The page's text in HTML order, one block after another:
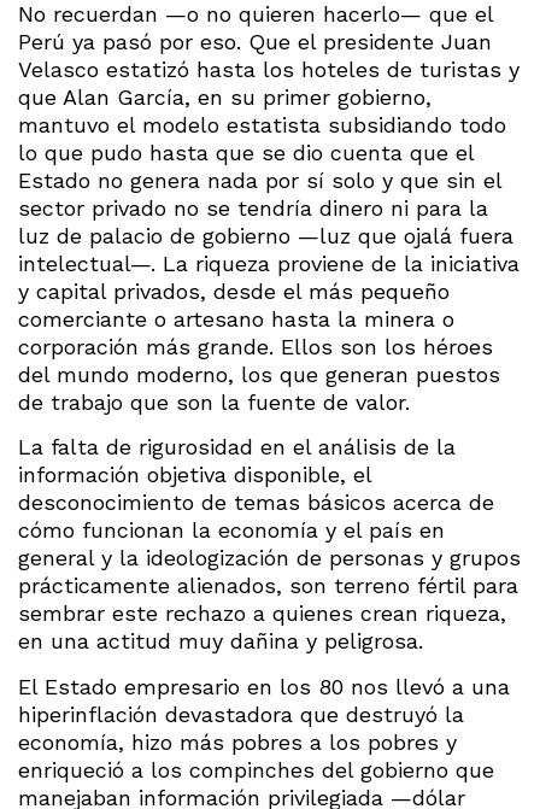
No recuerdan —o no quieren hacerlo— que el
Perú ya pasó por eso. Que el presidente Juan
Velasco estatizó hasta los hoteles de turistas y
que Alan García, en su primer gobierno,
mantuvo el modelo estatista subsidiando todo
lo que pudo hasta que se dio cuenta que el
Estado no genera nada por sí solo y que sin el
sector privado no se tendría dinero ni para la
luz de palacio de gobierno —luz que ojalá fuera
intelectual—. La riqueza proviene de la iniciativa
y capital privados, desde el más pequeño
comerciante o artesano hasta la minera o
corporación más grande. Ellos son los héroes
del mundo moderno, los que generan puestos
de trabajo que son la fuente de valor.
La falta de rigurosidad en el análisis de la
información objetiva disponible, el
desconocimiento de temas básicos acerca de
cómo funcionan la economía y el país en
general y la ideologización de personas y grupos
prácticamente alienados, son terreno fértil para
sembrar este rechazo a quienes crean riqueza,
en una actitud muy dañina y peligrosa.
El Estado empresario en los 80 nos llevó a una
hiperinflación devastadora que destruyó la
economía, hizo más pobres a los pobres y
enriqueció a los compinches del gobierno que
manejaban información privilegiada —dólar